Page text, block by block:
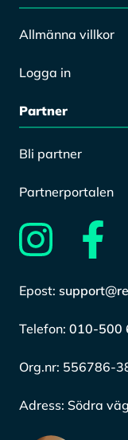
Allmänna villkor
Logga in
Partner
Bli partner
Partnerportalen
Epost:
Telefon: 010-500
Org.nr: 556786-
Adress: Södra